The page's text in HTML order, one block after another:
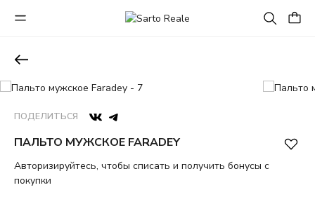
ПОДЕЛИТЬСЯ
ПАЛЬТО МУЖСКОЕ FARADEY
Авторизируйтесь, чтобы списать и получить бонусы с
покупки